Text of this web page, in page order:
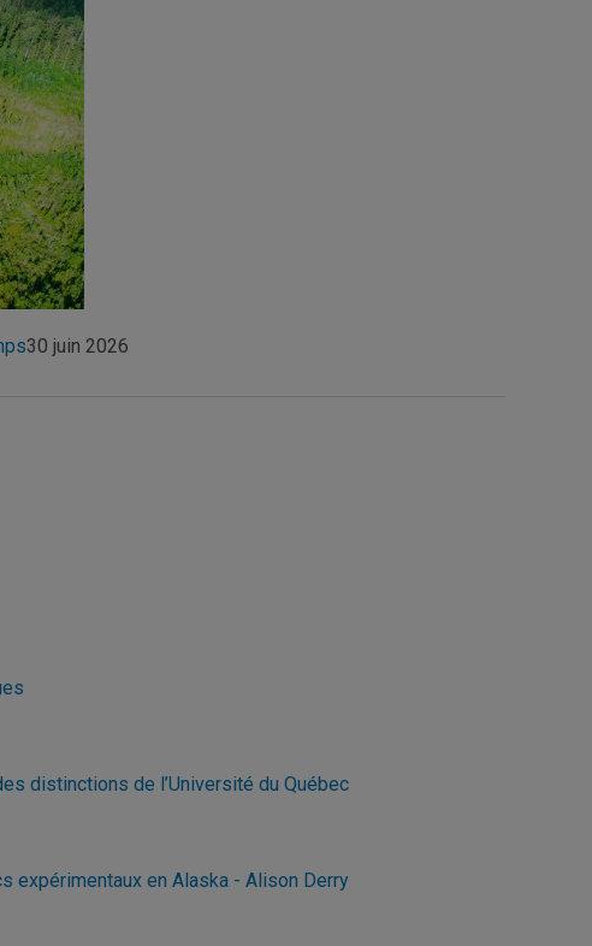
30 juin 2026
distinctions de l’Université du Québec
expérimentaux en Alaska - Alison Derry